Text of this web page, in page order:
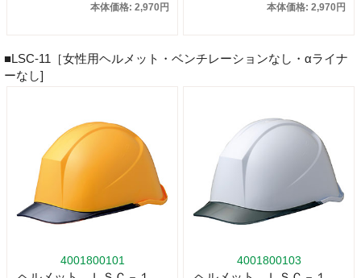
本体価格: 2,970円 本体価格: 2,970円
■LSC-11［女性用ヘルメット・ベンチレーションなし・αライナ
ーなし]
4001800101 4001800103